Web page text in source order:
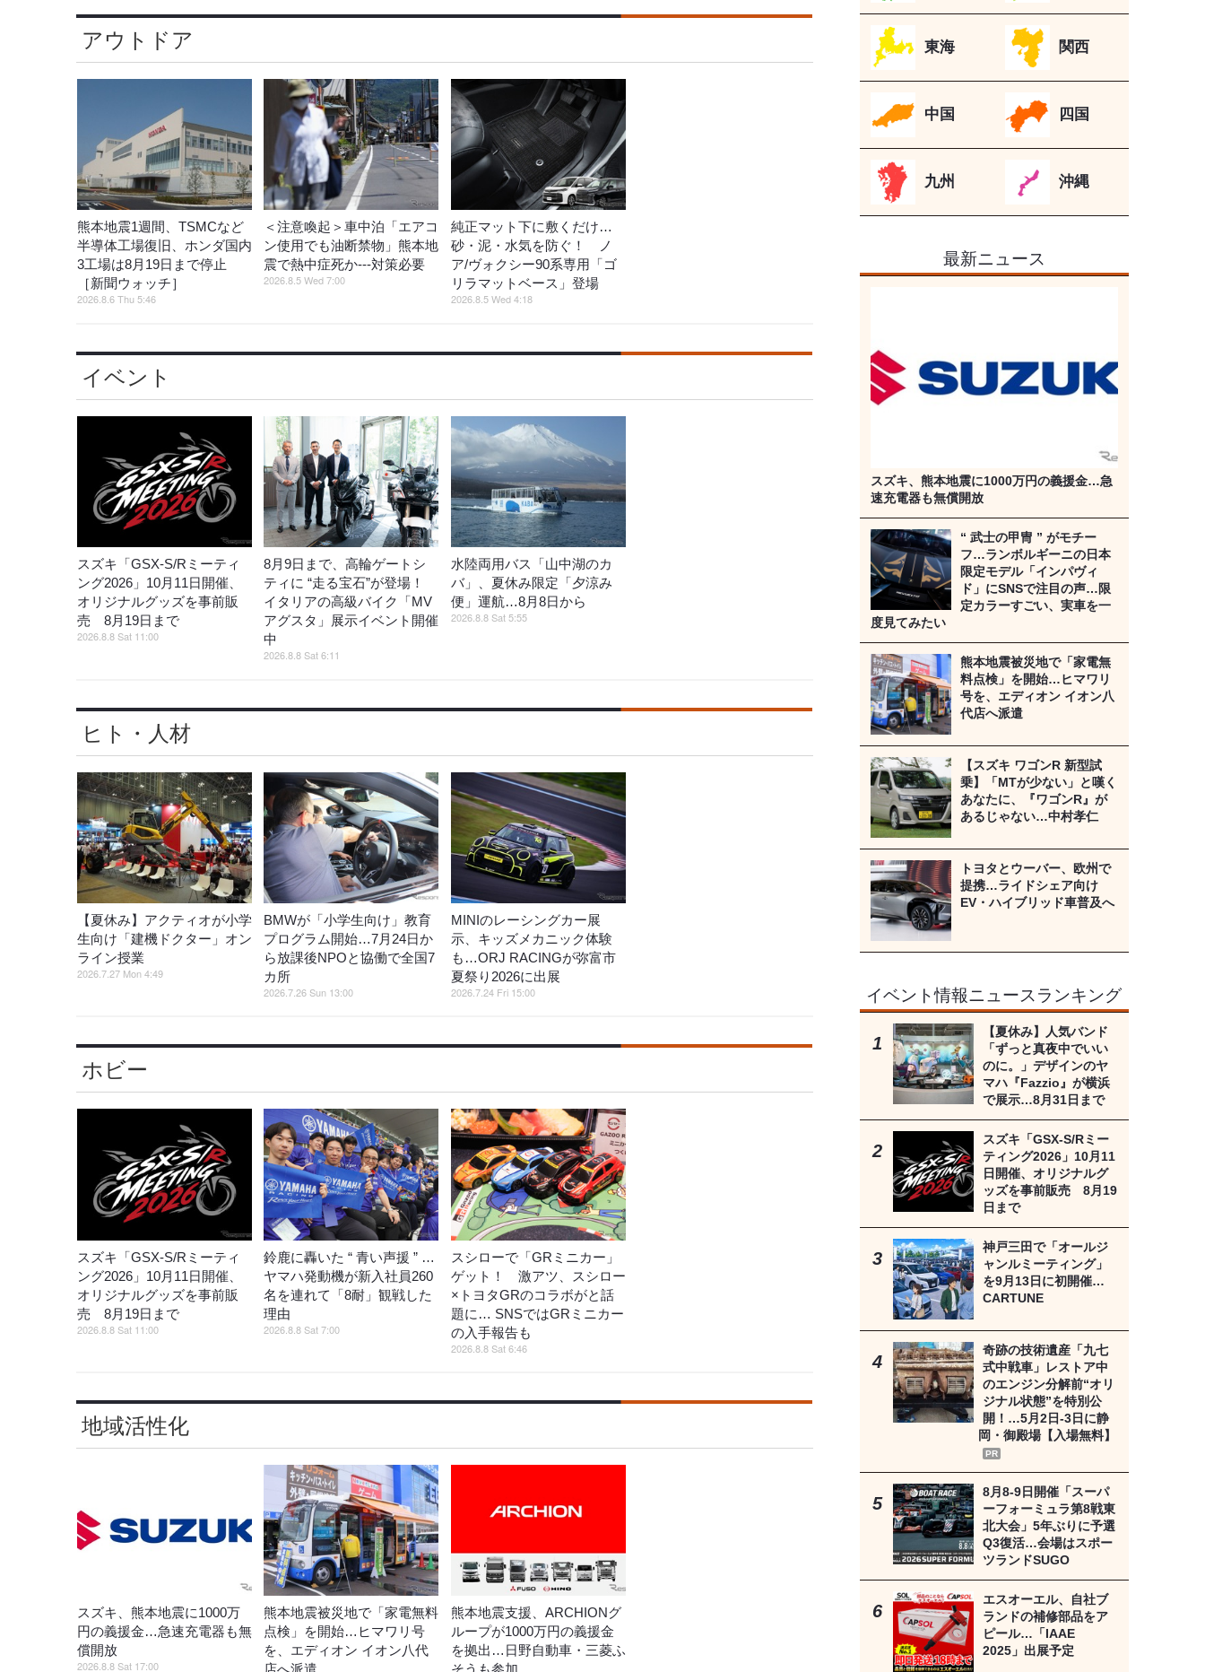
アウトドア
熊本地震1週間、TSMCなど
半導体工場復旧、ホンダ国内
3工場は8月19日まで停止
［新聞ウォッチ］
2026.8.6 Thu 5:46
＜注意喚起＞車中泊「エアコ
ン使用でも油断禁物」熊本地
震で熱中症死か---対策必要
2026.8.5 Wed 7:00
純正マット下に敷くだけ…
砂・泥・水気を防ぐ！ ノ
ア/ヴォクシー90系専用「ゴ
リラマットベース」登場
2026.8.5 Wed 4:18
イベント
スズキ「GSX-S/Rミーティ
ング2026」10月11日開催、
オリジナルグッズを事前販
売 8月19日まで
2026.8.8 Sat 11:00
8月9日まで、高輪ゲートシ
ティに “走る宝石”が登場！
イタリアの高級バイク「MV
アグスタ」展示イベント開催
中
2026.8.8 Sat 6:11
水陸両用バス「山中湖のカ
バ」、夏休み限定「夕涼み
便」運航…8月8日から
2026.8.8 Sat 5:55
ヒト・人材
【夏休み】アクティオが小学
生向け「建機ドクター」オン
ライン授業
2026.7.27 Mon 4:49
BMWが「小学生向け」教育
プログラム開始…7月24日か
ら放課後NPOと協働で全国7
カ所
2026.7.26 Sun 13:00
MINIのレーシングカー展
示、キッズメカニック体験
も…ORJ RACINGが弥富市
夏祭り2026に出展
2026.7.24 Fri 15:00
ホビー
スズキ「GSX-S/Rミーティ
ング2026」10月11日開催、
オリジナルグッズを事前販
売 8月19日まで
2026.8.8 Sat 11:00
鈴鹿に轟いた “ 青い声援 ” …
ヤマハ発動機が新入社員260
名を連れて「8耐」観戦した
理由
2026.8.8 Sat 7:00
スシローで「GRミニカー」
ゲット！ 激アツ、スシロー
×トヨタGRのコラボがと話
題に… SNSではGRミニカー
の入手報告も
2026.8.8 Sat 6:46
地域活性化
スズキ、熊本地震に1000万
円の義援金…急速充電器も無
償開放
2026.8.8 Sat 17:00
熊本地震被災地で「家電無料
点検」を開始…ヒマワリ号
を、エディオン イオン八代
熊本地震支援、ARCHIONグ
ループが1000万円の義援金
を拠出…日野自動車・三菱ふ
東海 関西
中国 四国
九州 沖縄
最新ニュース
スズキ、熊本地震に1000万円の義援金…急
速充電器も無償開放
“ 武士の甲冑 ” がモチー
フ…ランボルギーニの日本
限定モデル「インパヴィ
ド」にSNSで注目の声…限
定カラーすごい、実車を一
度見てみたい
熊本地震被災地で「家電無
料点検」を開始…ヒマワリ
号を、エディオン イオン八
代店へ派遣
【スズキ ワゴンR 新型試
乗】「MTが少ない」と嘆く
あなたに、『ワゴンR』が
あるじゃない…中村孝仁
トヨタとウーバー、欧州で
提携…ライドシェア向け
EV・ハイブリッド車普及へ
イベント情報ニュースランキング
【夏休み】人気バンド
「ずっと真夜中でいい
のに。」デザインのヤ
マハ『Fazzio』が横浜
で展示…8月31日まで
スズキ「GSX-S/Rミー
ティング2026」10月11
日開催、オリジナルグ
ッズを事前販売 8月19
日まで
神戸三田で「オールジ
ャンルミーティング」
を9月13日に初開催…
CARTUNE
奇跡の技術遺産「九七
式中戦車」レストア中
のエンジン分解前“オリ
ジナル状態”を特別公
開！…5月2日-3日に静
岡・御殿場【入場無料】
PR
8月8‐9日開催「スーパ
ーフォーミュラ第8戦東
北大会」5年ぶりに予選
Q3復活…会場はスポー
ツランドSUGO
エスオーエル、自社ブ
ランドの補修部品をア
ピール…「IAAE
2025」出展予定